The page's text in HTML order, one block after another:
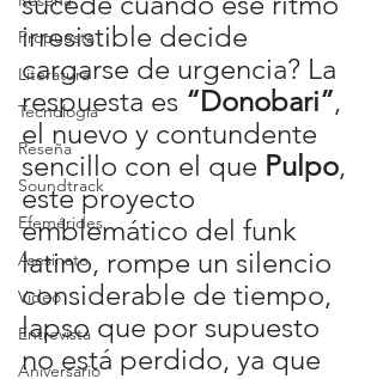
Propuesta
Literatura
Tecnología
Reseña
Soundtrack
Efemérides
Asesinato
Video
Entrevista
Aniversario
irresistible decide
cargarse de urgencia? La
respuesta es “Donobari”,
el nuevo y contundente
sencillo con el que Pulpo,
este proyecto
emblemático del funk
latino, rompe un silencio
considerable de tiempo,
lapso que por supuesto
no está perdido, ya que